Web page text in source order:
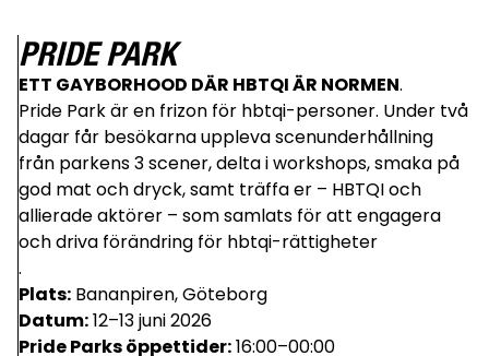
PRIDE PARK
ETT GAYBORHOOD DÄR HBTQI ÄR NORMEN.
Pride Park är en frizon för hbtqi-personer. Under två
dagar får besökarna uppleva scenunderhållning
från parkens 3 scener, delta i workshops, smaka på
god mat och dryck, samt träffa er – HBTQI och
allierade aktörer – som samlats för att engagera
och driva förändring för hbtqi-rättigheter
.
Plats: Bananpiren, Göteborg
Datum:12–13 juni 2026
Pride Parks öppettider:16:00–00:00